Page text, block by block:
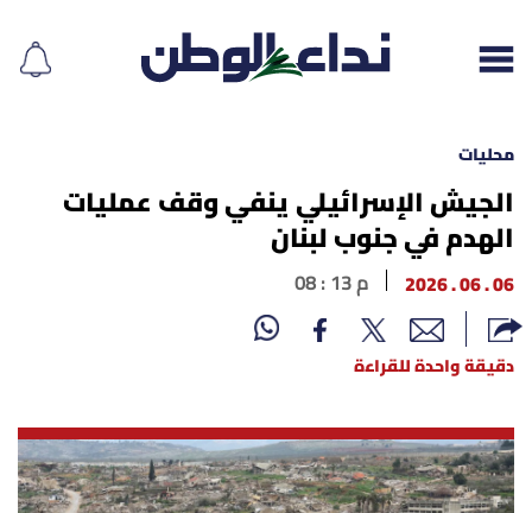
إقرأ الجريدة
لبنان
الغلاف
نداء اليوم
محليات
محليات
الجيش الإسرائيلي ينفي وقف عمليات
الهدم في جنوب لبنان
06 . 06 . 2026 08 : 13 م
دقيقة واحدة للقراءة